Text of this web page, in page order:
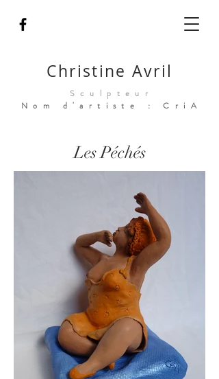
Christine Avril
Sculpteur
Nom d'artiste : CriA
Les Péchés